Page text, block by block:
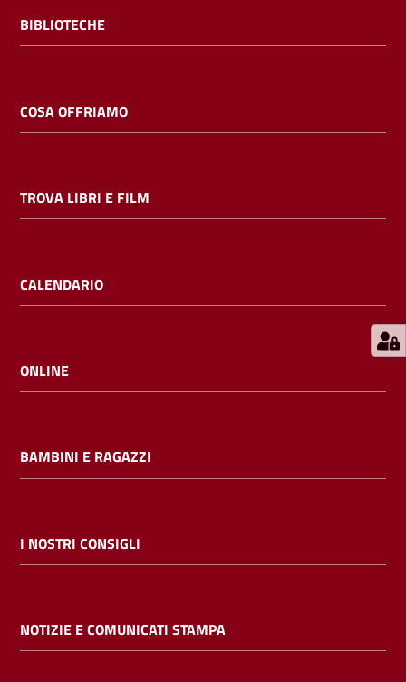
Bambini
E
l
i
cataloghi
bibliotecario
BIBLIOTECHE
COSA OFFRIAMO
TROVA LIBRI E FILM
CALENDARIO
ONLINE
BAMBINI E RAGAZZI
I NOSTRI CONSIGLI
NOTIZIE E COMUNICATI STAMPA